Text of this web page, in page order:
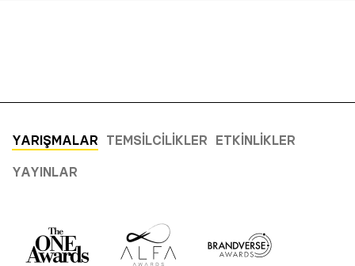
YARIŞMALAR TEMSILCILIKLER ETKINLIKLER
YAYINLAR